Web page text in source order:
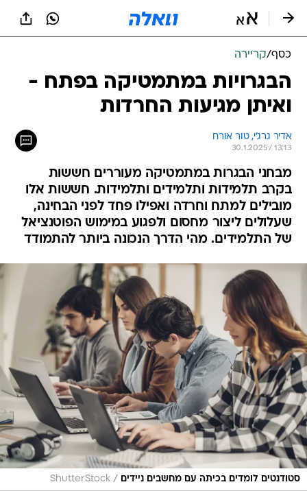
כסף/קריירה
הבגרויות במתמטיקה בפתח -
ואיתן מגיעות החרדות
אדיר גרג'י, טור אורח
30.1.2025 / 13:13
מבחני הבגרות במתמטיקה מעוררים חששות
בקרב תלמידות ותלמידים ותלמידות. חששות אלו
מובילים למתח וחרדה ואפילו פחד לפני הבחינה,
שעלולים ליצור מחסום ולפגוע במימוש הפוטנציאל
של התלמידים. מהי הדרך הנכונה ביותר להתמודד
סטודנטים לומדים בכיתה עם מחשבים ניידים /
ShutterStock